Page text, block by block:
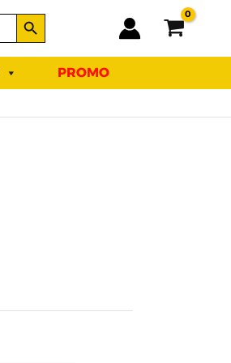
SEARCH BUTTON
PROMO